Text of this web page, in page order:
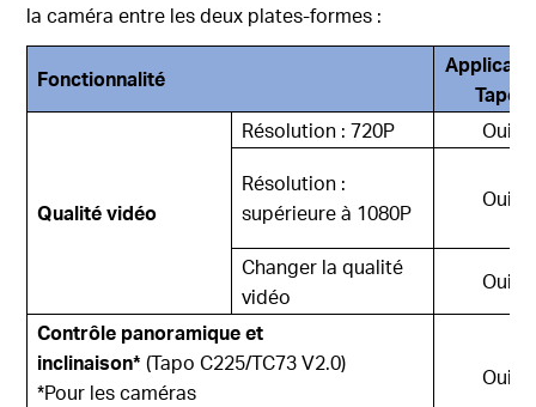
la caméra entre les deux plates-formes :
Fonctionnalité
Tapo
Qualité vidéo
Résolution : 720P Oui
Résolution :
supérieure à 1080P
Oui
Changer la qualité
vidéo
Oui
Contrôle panoramique et
inclinaison* (Tapo C225/TC73 V2.0)
*Pour les caméras
Oui